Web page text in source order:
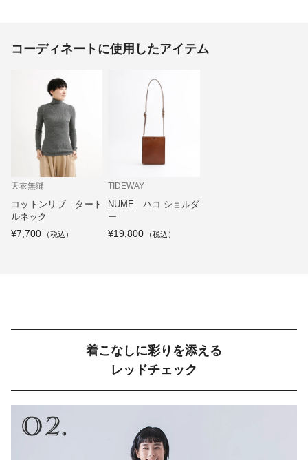
コーディネートに使用したアイテム
天衣無縫
コットンリブ タート
ルネック
¥7,700
TIDEWAY
NUME ハコ ショルダ
ー
¥19,800
着こなしに彩りを添える
レッドチェック